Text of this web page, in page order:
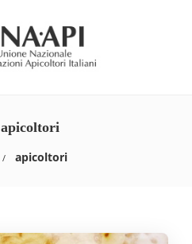
apicoltori
apicoltori